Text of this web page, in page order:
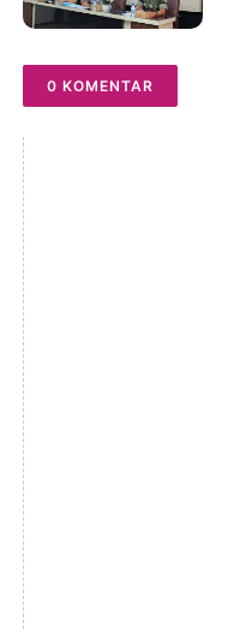
0 KOMENTAR